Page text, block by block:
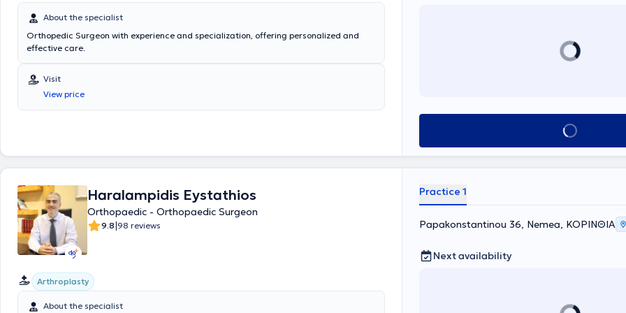
About the specialist
Orthopedic Surgeon with experience and specialization, offering personalized and
effective care.
Visit
View price
Book appointment
Haralampidis Eystathios
Orthopaedic - Orthopaedic Surgeon
9.8|98 reviews
Arthroplasty
About the specialist
Practice 1
Papakonstantinou 36, Nemea, ΚΟΡΙΝΘΙΑ
Next availability